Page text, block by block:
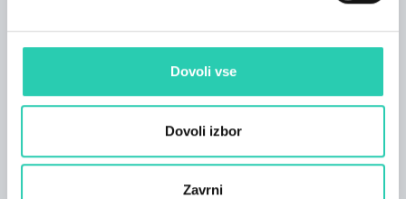
Dovoli vse
Dovoli izbor
Zavrni
zvezi s tem ne prevzema nobene odgovornosti.
Priporočamo vam, da se obrnete na organizatorja
dogodka in preverite točnost informacij, ki vas
ODKRIJTE PROJEKT